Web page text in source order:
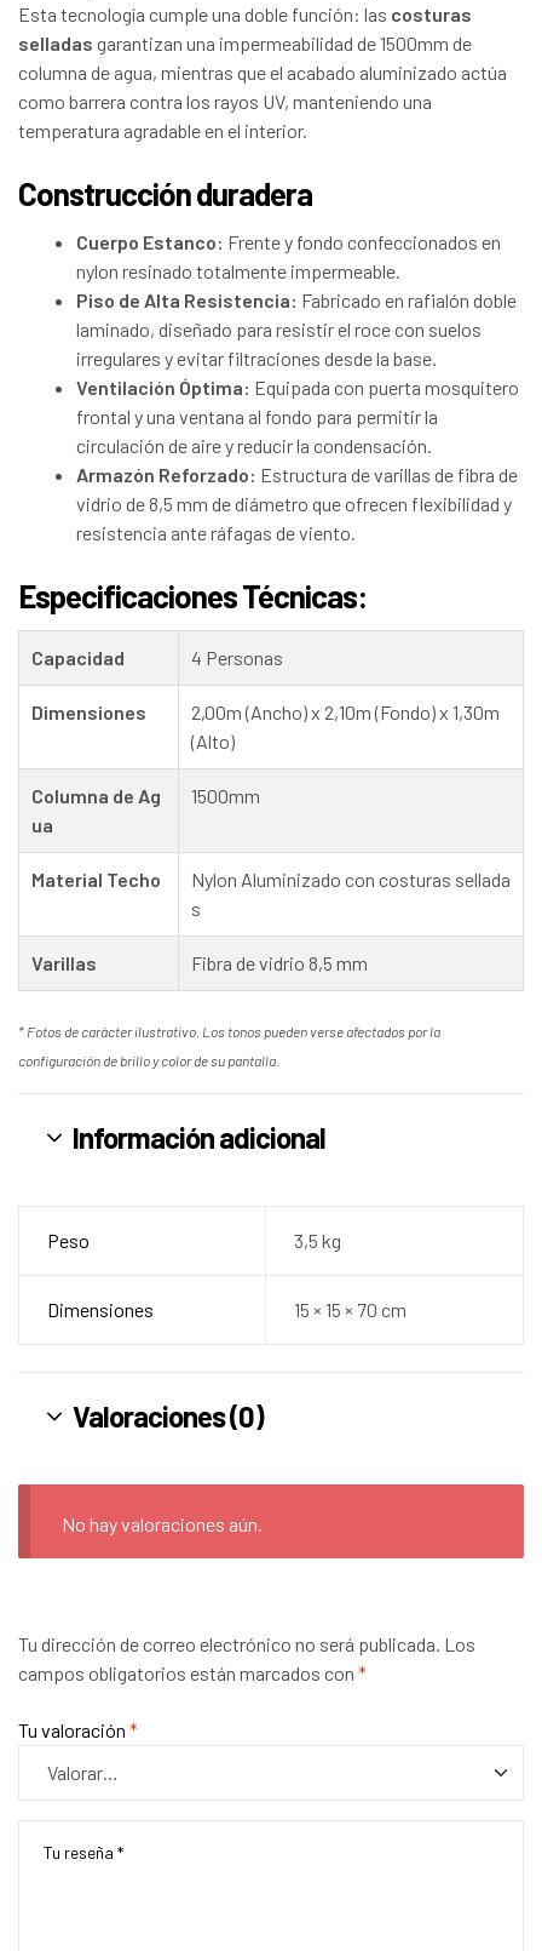
Esta tecnología cumple una doble función: las costuras
selladas garantizan una impermeabilidad de 1500mm de
columna de agua, mientras que el acabado aluminizado actúa
como barrera contra los rayos UV, manteniendo una
temperatura agradable en el interior.
Construcción duradera
Cuerpo Estanco: Frente y fondo confeccionados en
nylon resinado totalmente impermeable.
Piso de Alta Resistencia: Fabricado en rafialón doble
laminado, diseñado para resistir el roce con suelos
irregulares y evitar filtraciones desde la base.
Ventilación Óptima: Equipada con puerta mosquitero
frontal y una ventana al fondo para permitir la
circulación de aire y reducir la condensación.
Armazón Reforzado: Estructura de varillas de fibra de
vidrio de 8,5 mm de diámetro que ofrecen flexibilidad y
resistencia ante ráfagas de viento.
Especificaciones Técnicas:
Capacidad 4 Personas
Dimensiones
2,00m (Ancho) x 2,10m (Fondo) x 1,30m
(Alto)
Columna de Ag
ua
1500mm
Material Techo
Nylon Aluminizado con costuras sellada
s
Varillas Fibra de vidrio 8,5 mm
* Fotos de carácter ilustrativo. Los tonos pueden verse afectados por la
configuración de brillo y color de su pantalla.
Información adicional
Peso 3,5 kg
Dimensiones 15 × 15 × 70 cm
Valoraciones (0)
No hay valoraciones aún.
Tu dirección de correo electrónico no será publicada. Los
campos obligatorios están marcados con *
Tu valoración *